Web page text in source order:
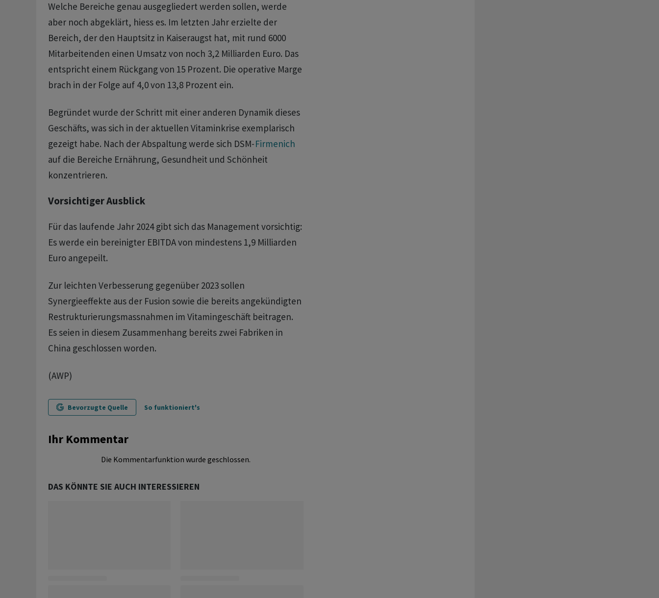
Welche Bereiche genau ausgegliedert werden sollen, werde
aber noch abgeklärt, hiess es. Im letzten Jahr erzielte der
Bereich, der den Hauptsitz in Kaiseraugst hat, mit rund 6000
Mitarbeitenden einen Umsatz von noch 3,2 Milliarden Euro. Das
entspricht einem Rückgang von 15 Prozent. Die operative Marge
brach in der Folge auf 4,0 von 13,8 Prozent ein.
Begründet wurde der Schritt mit einer anderen Dynamik dieses
Geschäfts, was sich in der aktuellen Vitaminkrise exemplarisch
gezeigt habe. Nach der Abspaltung werde sich DSM-Firmenich
auf die Bereiche Ernährung, Gesundheit und Schönheit
konzentrieren.
Vorsichtiger Ausblick
Für das laufende Jahr 2024 gibt sich das Management vorsichtig:
Es werde ein bereinigter EBITDA von mindestens 1,9 Milliarden
Euro angepeilt.
Zur leichten Verbesserung gegenüber 2023 sollen
Synergieeffekte aus der Fusion sowie die bereits angekündigten
Restrukturierungsmassnahmen im Vitamingeschäft beitragen.
Es seien in diesem Zusammenhang bereits zwei Fabriken in
China geschlossen worden.
(AWP)
Bevorzugte Quelle So funktioniert's
Ihr Kommentar
Die Kommentarfunktion wurde geschlossen.
DAS KÖNNTE SIE AUCH INTERESSIEREN